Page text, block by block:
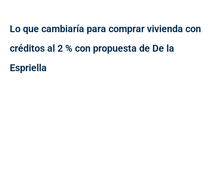
Lo que cambiaría para comprar vivienda con
créditos al 2 % con propuesta de De la
Espriella